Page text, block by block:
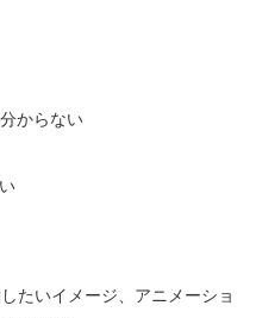
からない
たいイメージ、アニメーショ